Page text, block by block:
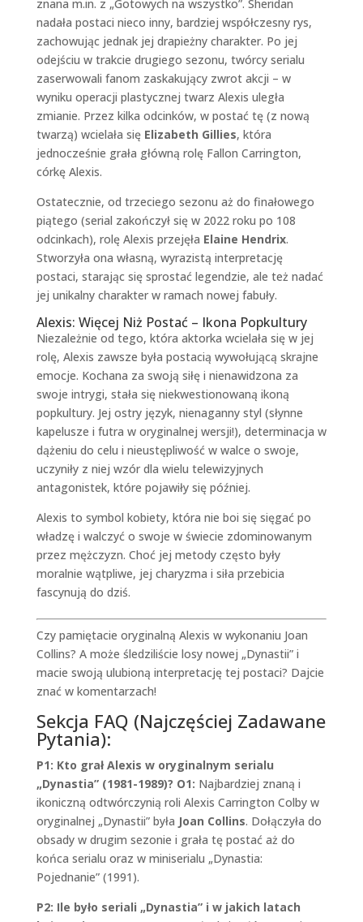
znana m.in. z „Gotowych na wszystko”. Sheridan
nadała postaci nieco inny, bardziej współczesny rys,
zachowując jednak jej drapieżny charakter. Po jej
odejściu w trakcie drugiego sezonu, twórcy serialu
zaserwowali fanom zaskakujący zwrot akcji – w
wyniku operacji plastycznej twarz Alexis uległa
zmianie. Przez kilka odcinków, w postać tę (z nową
twarzą) wcielała się Elizabeth Gillies, która
jednocześnie grała główną rolę Fallon Carrington,
córkę Alexis.
Ostatecznie, od trzeciego sezonu aż do finałowego
piątego (serial zakończył się w 2022 roku po 108
odcinkach), rolę Alexis przejęła Elaine Hendrix.
Stworzyła ona własną, wyrazistą interpretację
postaci, starając się sprostać legendzie, ale też nadać
jej unikalny charakter w ramach nowej fabuły.
Alexis: Więcej Niż Postać – Ikona Popkultury
Niezależnie od tego, która aktorka wcielała się w jej
rolę, Alexis zawsze była postacią wywołującą skrajne
emocje. Kochana za swoją siłę i nienawidzona za
swoje intrygi, stała się niekwestionowaną ikoną
popkultury. Jej ostry język, nienaganny styl (słynne
kapelusze i futra w oryginalnej wersji!), determinacja w
dążeniu do celu i nieustępliwość w walce o swoje,
uczyniły z niej wzór dla wielu telewizyjnych
antagonistek, które pojawiły się później.
Alexis to symbol kobiety, która nie boi się sięgać po
władzę i walczyć o swoje w świecie zdominowanym
przez mężczyzn. Choć jej metody często były
moralnie wątpliwe, jej charyzma i siła przebicia
fascynują do dziś.
Czy pamiętacie oryginalną Alexis w wykonaniu Joan
Collins? A może śledziliście losy nowej „Dynastii” i
macie swoją ulubioną interpretację tej postaci? Dajcie
znać w komentarzach!
Sekcja FAQ (Najczęściej Zadawane
Pytania):
P1: Kto grał Alexis w oryginalnym serialu
„Dynastia” (1981-1989)? O1: Najbardziej znaną i
ikoniczną odtwórczynią roli Alexis Carrington Colby w
oryginalnej „Dynastii” była Joan Collins. Dołączyła do
obsady w drugim sezonie i grała tę postać aż do
końca serialu oraz w miniserialu „Dynastia:
Pojednanie” (1991).
P2: Ile było seriali „Dynastia” i w jakich latach